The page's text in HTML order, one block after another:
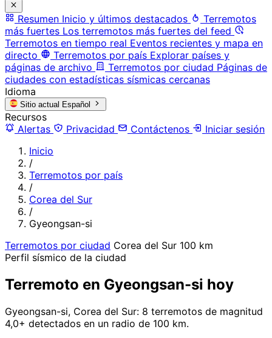
Resumen Inicio y últimos destacados
Terremotos
más fuertes Los terremotos más fuertes del feed
Terremotos en tiempo real Eventos recientes y mapa en
directo
Terremotos por país Explorar países y
páginas de archivo
Terremotos por ciudad Páginas de
ciudades con estadísticas sísmicas cercanas
Idioma
Sitio actual Español
Recursos
Alertas
Privacidad Contáctenos
Iniciar sesión
Inicio
/
Terremotos por país
/
Corea del Sur
/
Gyeongsan-si
Terremotos por ciudad Corea del Sur 100 km
Perfil sísmico de la ciudad
Terremoto en Gyeongsan-si hoy
Gyeongsan-si, Corea del Sur: 8 terremotos de magnitud
4,0+ detectados en un radio de 100 km.